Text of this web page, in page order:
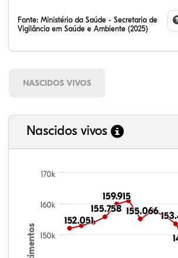
Fonte: Ministério da Saúde - Secretaria de
Vigilância em Saúde e Ambiente (2025)
NASCIDOS VIVOS
Nascidos vivos
152.051
152.051
155.758
155.758
159.915
159.915
155.066
155.066
150k
160k
170k